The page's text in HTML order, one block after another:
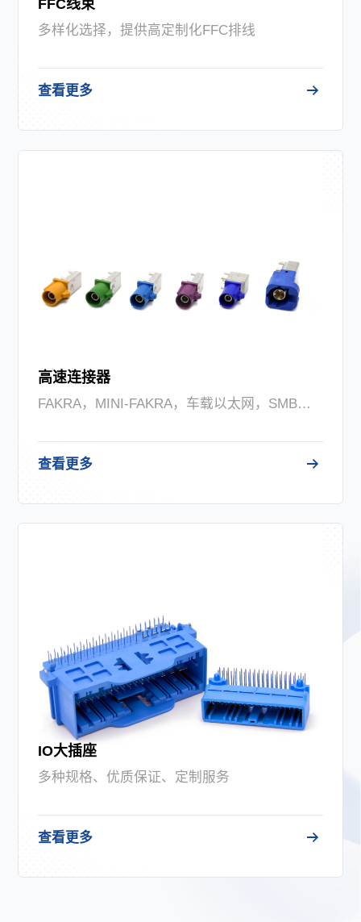
FFC线束
多样化选择，提供高定制化FFC排线
查看更多
高速连接器
FAKRA，MINI-FAKRA，车载以太网，SMB，HSD和USB3.2
查看更多
IO大插座
多种规格、优质保证、定制服务
查看更多